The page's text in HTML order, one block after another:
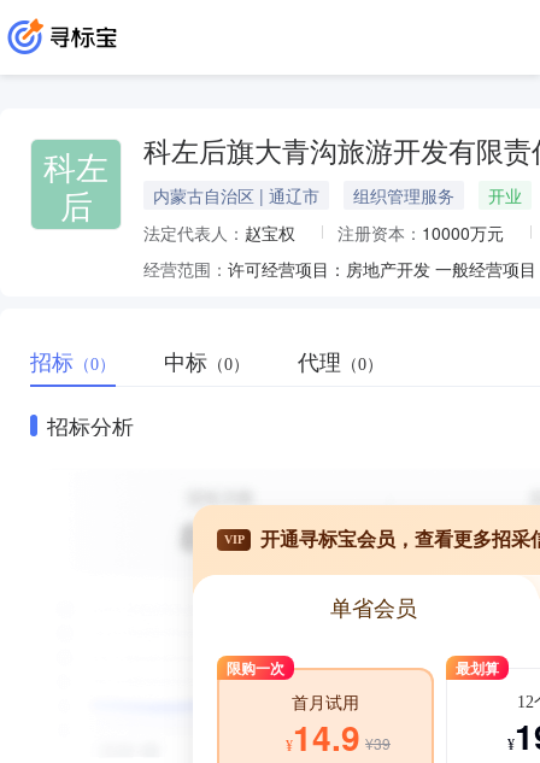
科左
后
科左后旗大青沟旅游开发有限责
内蒙古自治区 | 通辽市 组织管理服务
开业
法定代表人： 赵宝权 注册资本： 10000万元
经营范围： 许可经营项目：房地产开发 一般经营项
招标 （0） 中标 （0） 代理 （0）
招标分析
VIP 开通寻标宝会员，查看更多招采
单省会员
限购一次
首月试用
¥14.9 ¥39
最划算
12
¥